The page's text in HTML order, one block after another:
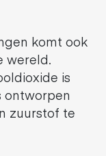
komt ook
wereld.
is
ontworpen
zuurstof te